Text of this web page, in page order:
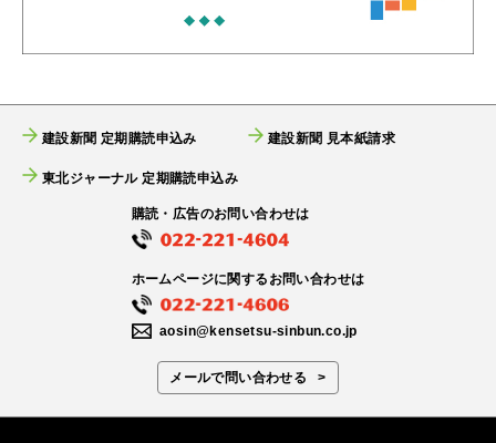
建設新聞 定期購読申込み 建設新聞 見本紙請求
東北ジャーナル 定期購読申込み
購読・広告のお問い合わせは
ホームページに関するお問い合わせは
aosin@kensetsu-sinbun.co.jp
メールで問い合わせる